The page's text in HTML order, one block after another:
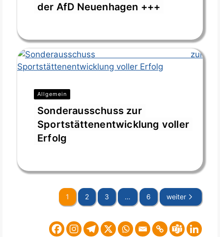
der AfD Neuenhagen +++
Allgemein
Sonderausschuss zur
Sportstättenentwicklung voller
Erfolg
1 2 3 … 6 weiter